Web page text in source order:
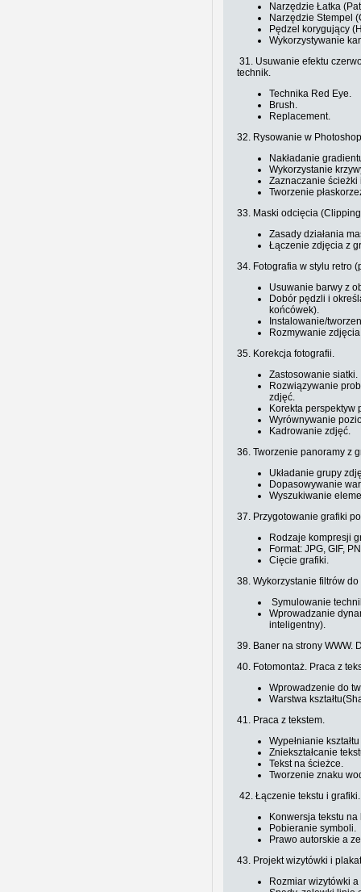
Narzędzie Łatka
Narzędzie Stempel
Pędzel korygujący
Wykorzystywanie
31. Usuwanie efektu
technik.
Technika Red Eye.
Brush.
Replacement.
32. Rysowanie w
Nakładanie
Wykorzystanie
Zaznaczanie
Tworzenie
33. Maski odcięcia
Zasady działania
Łączenie zdjęcia z
34. Fotografia w stylu retro
Usuwanie barwy z
Dobór pędzli i
końcówek).
Instalowanie/
Rozmywanie
35. Korekcja fotografii.
Zastosowanie siatki.
Rozwiązywanie
zdjęć.
Korekta perspektyw
Wyrównywanie
Kadrowanie zdjęć.
36. Tworzenie panoramy z
Układanie grupy
Dopasowywanie
Wyszukiwanie
37. Przygotowanie grafiki
Rodzaje kompresji
Format: JPG, GIF,
Cięcie grafiki.
38. Wykorzystanie filtrów
Symulowanie
Wprowadzanie
inteligentny).
39. Baner na strony WWW.
40. Fotomontaż. Praca z
Wprowadzenie do
Warstwa
41. Praca z tekstem.
Wypełnianie
Zniekształcanie
Tekst na ścieżce.
Tworzenie znaku
42. Łączenie tekstu i
Konwersja tekstu na
Pobieranie symboli.
Prawo autorskie a
43. Projekt wizytówki i
Rozmiar wizytówki